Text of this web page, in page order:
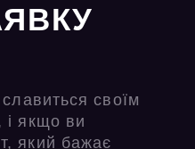
своїм
і якщо ви
який бажає